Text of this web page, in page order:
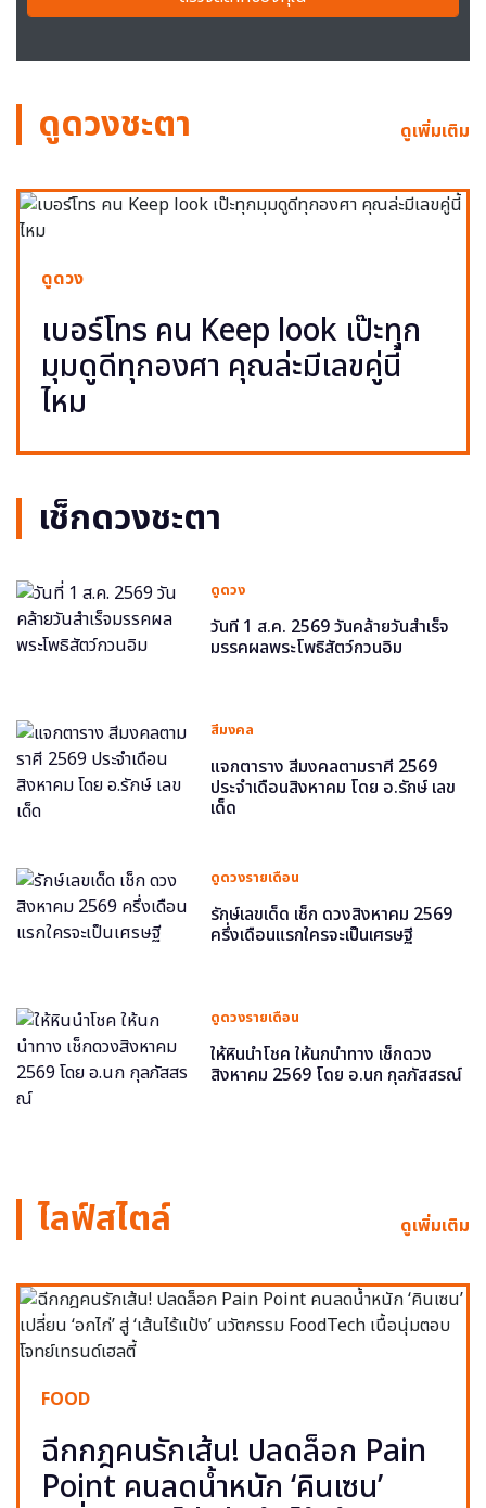
ดูดวงชะตา ดูเพิ่มเติม
ดูดวง
เบอร์โทร คน Keep look เป๊ะทุก
มุมดูดีทุกองศา คุณล่ะมีเลขคู่นี้
ไหม
เช็กดวงชะตา
ดูดวง
วันที่ 1 ส.ค. 2569 วันคล้ายวันสำเร็จ
มรรคผลพระโพธิสัตว์กวนอิม
สีมงคล
แจกตาราง สีมงคลตามราศี 2569
ประจำเดือนสิงหาคม โดย อ.รักษ์ เลข
เด็ด
ดูดวงรายเดือน
รักษ์เลขเด็ด เช็ก ดวงสิงหาคม 2569
ครึ่งเดือนแรกใครจะเป็นเศรษฐี
ดูดวงรายเดือน
ให้หินนำโชค ให้นกนำทาง เช็กดวง
สิงหาคม 2569 โดย อ.นก กุลภัสสรณ์
ไลฟ์สไตล์ ดูเพิ่มเติม
FOOD
ฉีกกฎคนรักเส้น! ปลดล็อก Pain
Point คนลดน้ำหนัก ‘คินเซน’